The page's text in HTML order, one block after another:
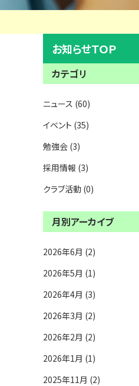
お知らせＴＯＰ
カテゴリ
ニュース (60)
イベント (35)
勉強会 (3)
採用情報 (3)
クラブ活動 (0)
月別アーカイブ
2026年6月 (2)
2026年5月 (1)
2026年4月 (3)
2026年3月 (2)
2026年2月 (2)
2026年1月 (1)
2025年11月 (2)